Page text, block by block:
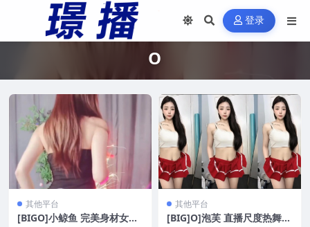
登录
O
其他平台
[BIGO]小鲸鱼 完美身材女神
其他平台
[BIG]O]泡芙 直播尺度热舞[3